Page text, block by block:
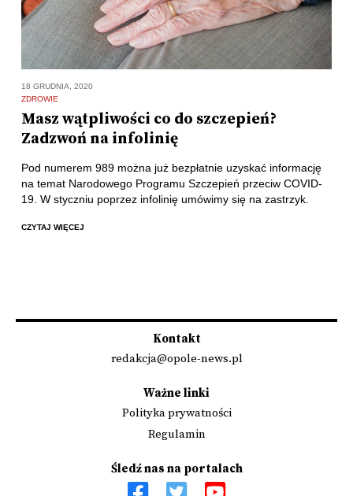
18 GRUDNIA, 2020
ZDROWIE
Masz wątpliwości co do szczepień?
Zadzwoń na infolinię
Pod numerem 989 można już bezpłatnie uzyskać informację
na temat Narodowego Programu Szczepień przeciw COVID-
19. W styczniu poprzez infolinię umówimy się na zastrzyk.
CZYTAJ WIĘCEJ
Kontakt
redakcja@opole-news.pl
Ważne linki
Polityka prywatności
Regulamin
Śledź nas na portalach